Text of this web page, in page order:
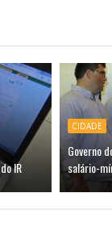
IR
CIDADE
Governo
salário-